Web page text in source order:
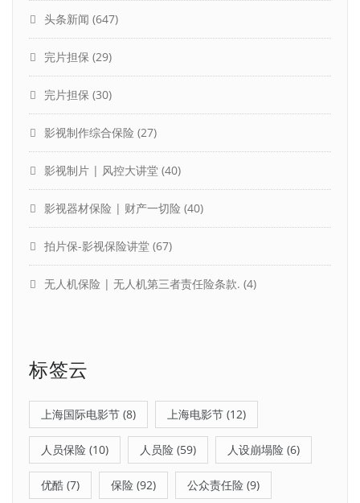
头条新闻 (647)
完片担保 (29)
完片担保 (30)
影视制作综合保险 (27)
影视制片 | 风控大讲堂 (40)
影视器材保险 | 财产一切险 (40)
拍片保-影视保险讲堂 (67)
无人机保险 | 无人机第三者责任险条款. (4)
标签云
上海国际电影节 (8) 上海电影节 (12)
人员保险 (10) 人员险 (59) 人设崩塌险 (6)
优酷 (7) 保险 (92) 公众责任险 (9)